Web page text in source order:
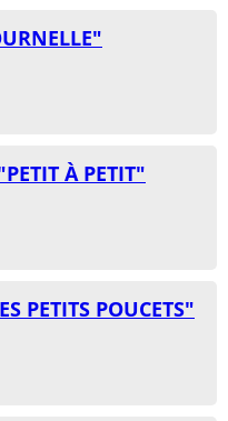
À PETIT"
PETITS POUCETS"